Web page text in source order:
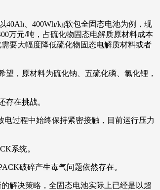
40Ah、400Wh/kg软包全固态电池为例，现
万元/吨，占硫化物固态电解质原材料成本
要大幅度降低硫化物固态电解质材料或者
，原材料为硫化钠、五硫化磷、氯化锂，
在挑战。
过程中始终保持紧密接触，目前运行压力
系统。
破碎产生毒气问题依然存在。
解决策略，全固态电池实际上已经是以超